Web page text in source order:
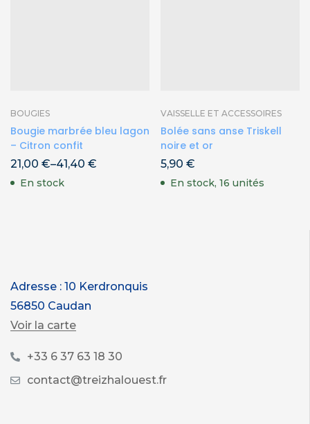
BOUGIES
Bougie marbrée bleu lagon
– Citron confit
21,00 €–41,40 €
En stock
VAISSELLE ET ACCESSOIRES
Bolée sans anse Triskell
noire et or
5,90 €
En stock, 16 unités
Adresse : 10 Kerdronquis
56850 Caudan
Voir la carte
+33 6 37 63 18 30
contact@treizhalouest.fr